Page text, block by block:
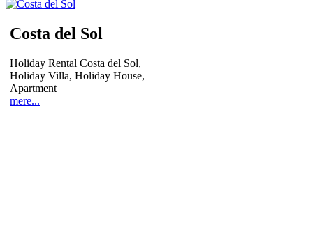
Costa del Sol
Holiday Rental Costa del Sol,
Holiday Villa, Holiday House,
Apartment
mere...